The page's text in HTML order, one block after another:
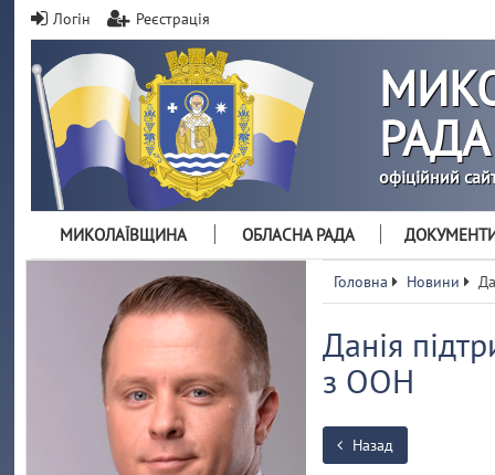
Логін Реєстрація
РАДА
офіційний
МИКОЛАЇВЩИНА ОБЛАСНА РАДА
Головна Новини
Данія
з ООН
Назад